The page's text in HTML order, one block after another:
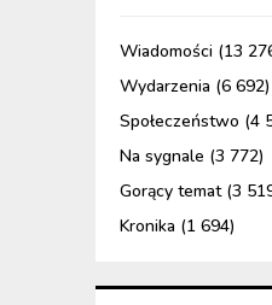
Wiadomości (13
Wydarzenia (6 692)
Społeczeństwo (4
Na sygnale (3 772)
Gorący temat(3
Kronika (1 694)